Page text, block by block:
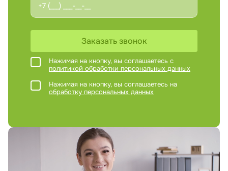
Заказать звонок
Нажимая на кнопку, вы соглашаетесь с
политикой обработки персональных данных
Нажимая на кнопку, вы соглашаетесь на
обработку персональных данных